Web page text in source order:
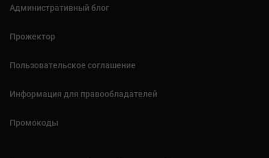
Административный блог
Прожектор
Пользовательское соглашение
Информация для правообладателей
Промокоды